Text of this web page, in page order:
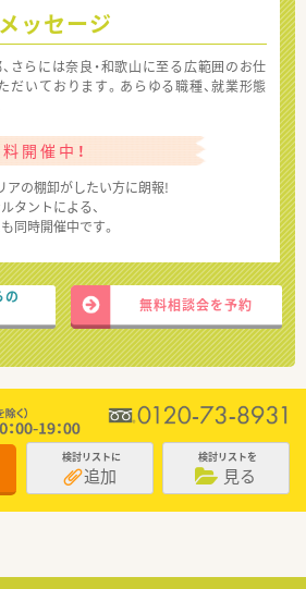
メッセージ
さらには奈良・和歌山に至る広範囲のお仕
だいております。あらゆる職種、就業形態
開催中！
アの棚卸がしたい方に朗報!
タントによる、
同時開催中です。
の
無料相談会を予約
検討リストに
追加
検討リストを
見る